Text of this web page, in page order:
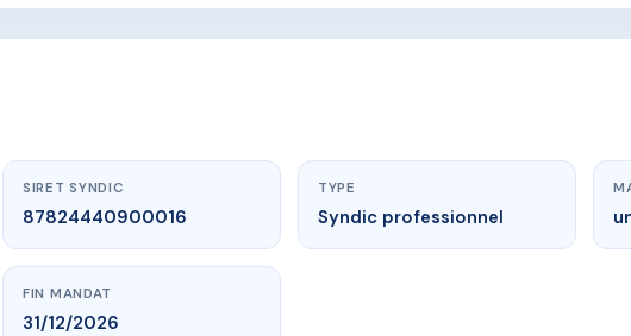
SIRET SYNDIC
87824440900016
TYPE
Syndic professionnel
FIN MANDAT
31/12/2026